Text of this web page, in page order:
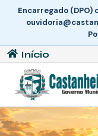
Encarregado (DPO)
Início